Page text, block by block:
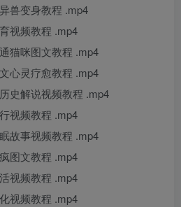
兽变身教程 .mp4
视频教程 .mp4
猫咪图文教程 .mp4
心灵疗愈教程 .mp4
史解说视频教程 .mp4
视频教程 .mp4
故事视频教程 .mp4
图文教程 .mp4
视频教程 .mp4
视频教程 .mp4